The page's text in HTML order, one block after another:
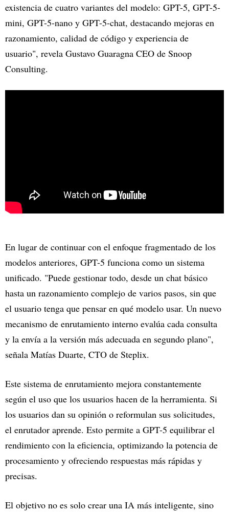
existencia de cuatro variantes del modelo: GPT-5, GPT-5-
mini, GPT-5-nano y GPT-5-chat, destacando mejoras en
razonamiento, calidad de código y experiencia de
usuario", revela Gustavo Guaragna CEO de Snoop
Consulting.
En lugar de continuar con el enfoque fragmentado de los
modelos anteriores, GPT-5 funciona como un sistema
unificado. "Puede gestionar todo, desde un chat básico
hasta un razonamiento complejo de varios pasos, sin que
el usuario tenga que pensar en qué modelo usar. Un nuevo
mecanismo de enrutamiento interno evalúa cada consulta
y la envía a la versión más adecuada en segundo plano",
señala Matías Duarte, CTO de Steplix.
Este sistema de enrutamiento mejora constantemente
según el uso que los usuarios hacen de la herramienta. Si
los usuarios dan su opinión o reformulan sus solicitudes,
el enrutador aprende. Esto permite a GPT-5 equilibrar el
rendimiento con la eficiencia, optimizando la potencia de
procesamiento y ofreciendo respuestas más rápidas y
precisas.
El objetivo no es solo crear una IA más inteligente, sino